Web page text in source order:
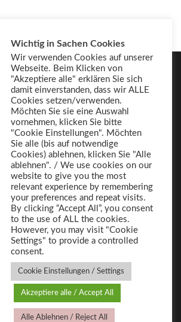
NORÉN—HOCH ↑
Wichtig in Sachen Cookies
Wir verwenden Cookies auf unserer
Webseite. Beim Klicken von
"Akzeptiere alle" erklären Sie sich
damit einverstanden, dass wir ALLE
Cookies setzen/verwenden.
Möchten Sie sie eine Auswahl
vornehmen, klicken Sie bitte
"Cookie Einstellungen". Möchten
Sie alle (bis auf notwendige
Cookies) ablehnen, klicken Sie "Alle
ablehnen". / We use cookies on our
website to give you the most
relevant experience by remembering
your preferences and repeat visits.
By clicking “Accept All”, you consent
to the use of ALL the cookies.
However, you may visit "Cookie
Settings" to provide a controlled
consent.
Cookie Einstellungen / Settings
Akzeptiere alle / Accept All
Alle Ablehnen / Reject All